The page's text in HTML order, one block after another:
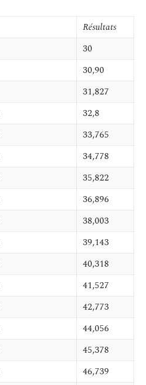
Résultats
30
30,90
31,827
32,8
33,765
34,778
35,822
36,896
38,003
39,143
40,318
41,527
42,773
44,056
45,378
46,739